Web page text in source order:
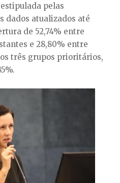
pelas
dados atualizados até
de 52,74% entre
e 28,80% entre
três grupos prioritários,